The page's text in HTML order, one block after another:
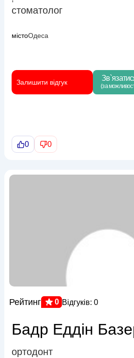
стоматолог
містоОдеса
Залишити відгук (за
0 0
Рейтинг 0 Відгуків: 0
Бадр Еддін
ортодонт